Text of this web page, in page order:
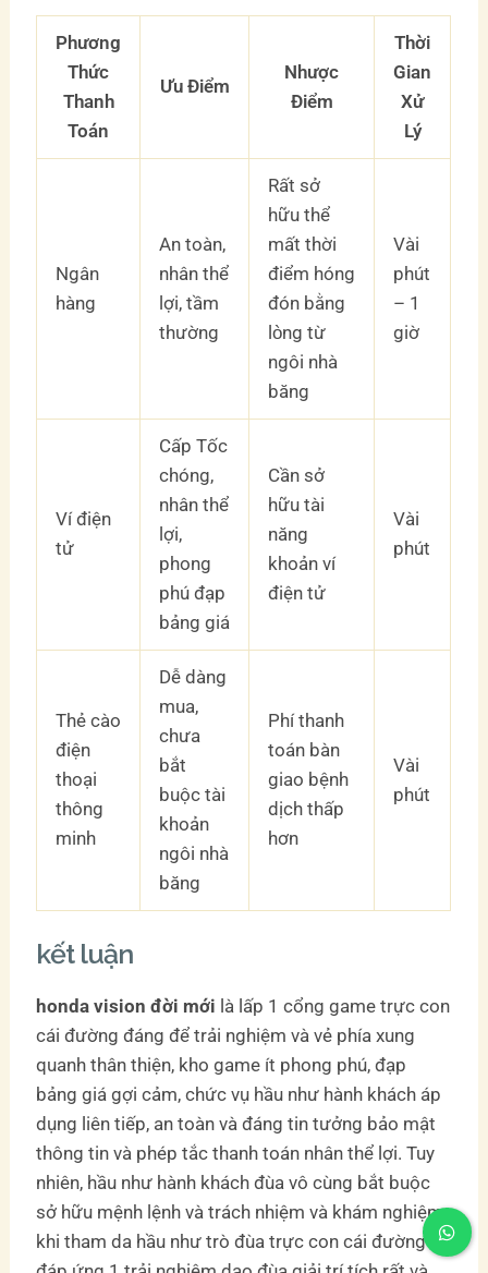
Phương
Thức
Thanh
Toán
Ưu Điểm
Nhược
Điểm
Thời
Gian
Xử
Lý
Ngân
hàng
An toàn,
nhân thể
lợi, tầm
thường
Rất sở
hữu thể
mất thời
điểm hóng
đón bằng
lòng từ
ngôi nhà
băng
Vài
phút
– 1
giờ
Ví điện
tử
Cấp Tốc
chóng,
nhân thể
lợi,
phong
phú đạp
bảng giá
Cần sở
hữu tài
năng
khoản ví
điện tử
Vài
phút
Thẻ cào
điện
thoại
thông
minh
Dễ dàng
mua,
chưa
bắt
buộc tài
khoản
ngôi nhà
băng
Phí thanh
toán bàn
giao bệnh
dịch thấp
hơn
Vài
phút
kết luận
honda vision đời mới là lấp 1 cổng game trực con
cái đường đáng để trải nghiệm và vẻ phía xung
quanh thân thiện, kho game ít phong phú, đạp
bảng giá gợi cảm, chức vụ hầu như hành khách áp
dụng liên tiếp, an toàn và đáng tin tưởng bảo mật
thông tin và phép tắc thanh toán nhân thể lợi. Tuy
nhiên, hầu như hành khách đùa vô cùng bắt buộc
sở hữu mệnh lệnh và trách nhiệm và khám nghiệm
khi tham da hầu như trò đùa trực con cái đường để